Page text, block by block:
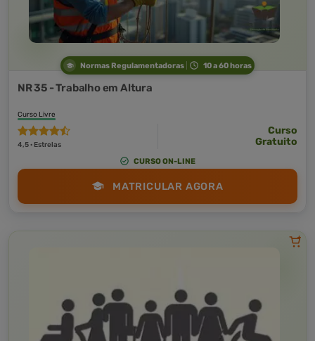
Normas Regulamentadoras 10 a 60 horas
NR 35 - Trabalho em Altura
Curso Livre
4,5 · Estrelas
Curso
Gratuito
CURSO ON-LINE
MATRICULAR AGORA